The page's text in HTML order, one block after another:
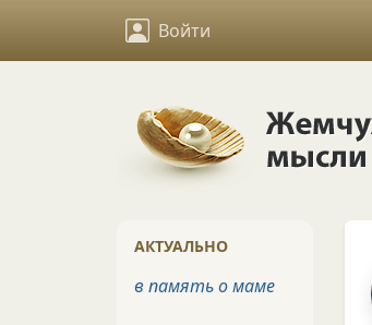
Войти
АКТУАЛЬНО
в память о маме